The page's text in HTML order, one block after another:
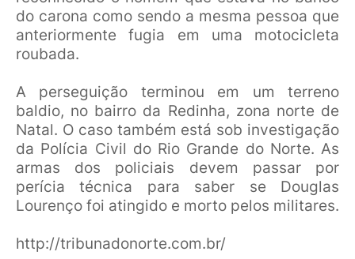
do carona como sendo a mesma pessoa que
anteriormente fugia em uma motocicleta
roubada.
A perseguição terminou em um terreno
baldio, no bairro da Redinha, zona norte de
Natal. O caso também está sob investigação
da Polícia Civil do Rio Grande do Norte. As
armas dos policiais devem passar por
perícia técnica para saber se Douglas
Lourenço foi atingido e morto pelos militares.
http://tribunadonorte.com.br/